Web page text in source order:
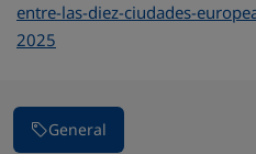
entre-las-diez-ciudades-
2025
General